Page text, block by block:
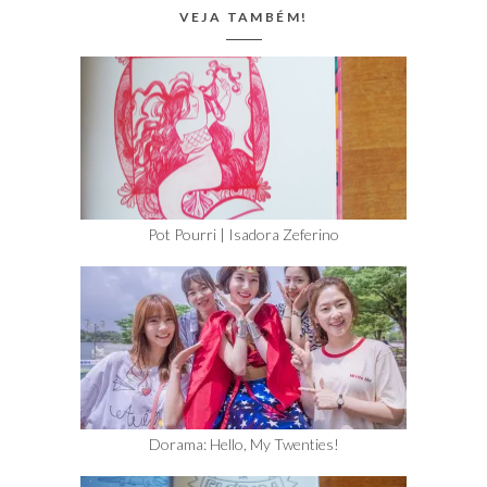
VEJA TAMBÉM!
Pot Pourri | Isadora Zeferino
Dorama: Hello, My Twenties!